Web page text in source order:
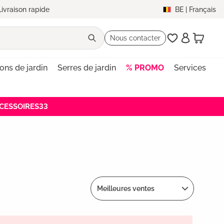
rapide BE | Français
Nous contacter
de jardin Serres de jardin % PROMO Services
Meilleures ventes